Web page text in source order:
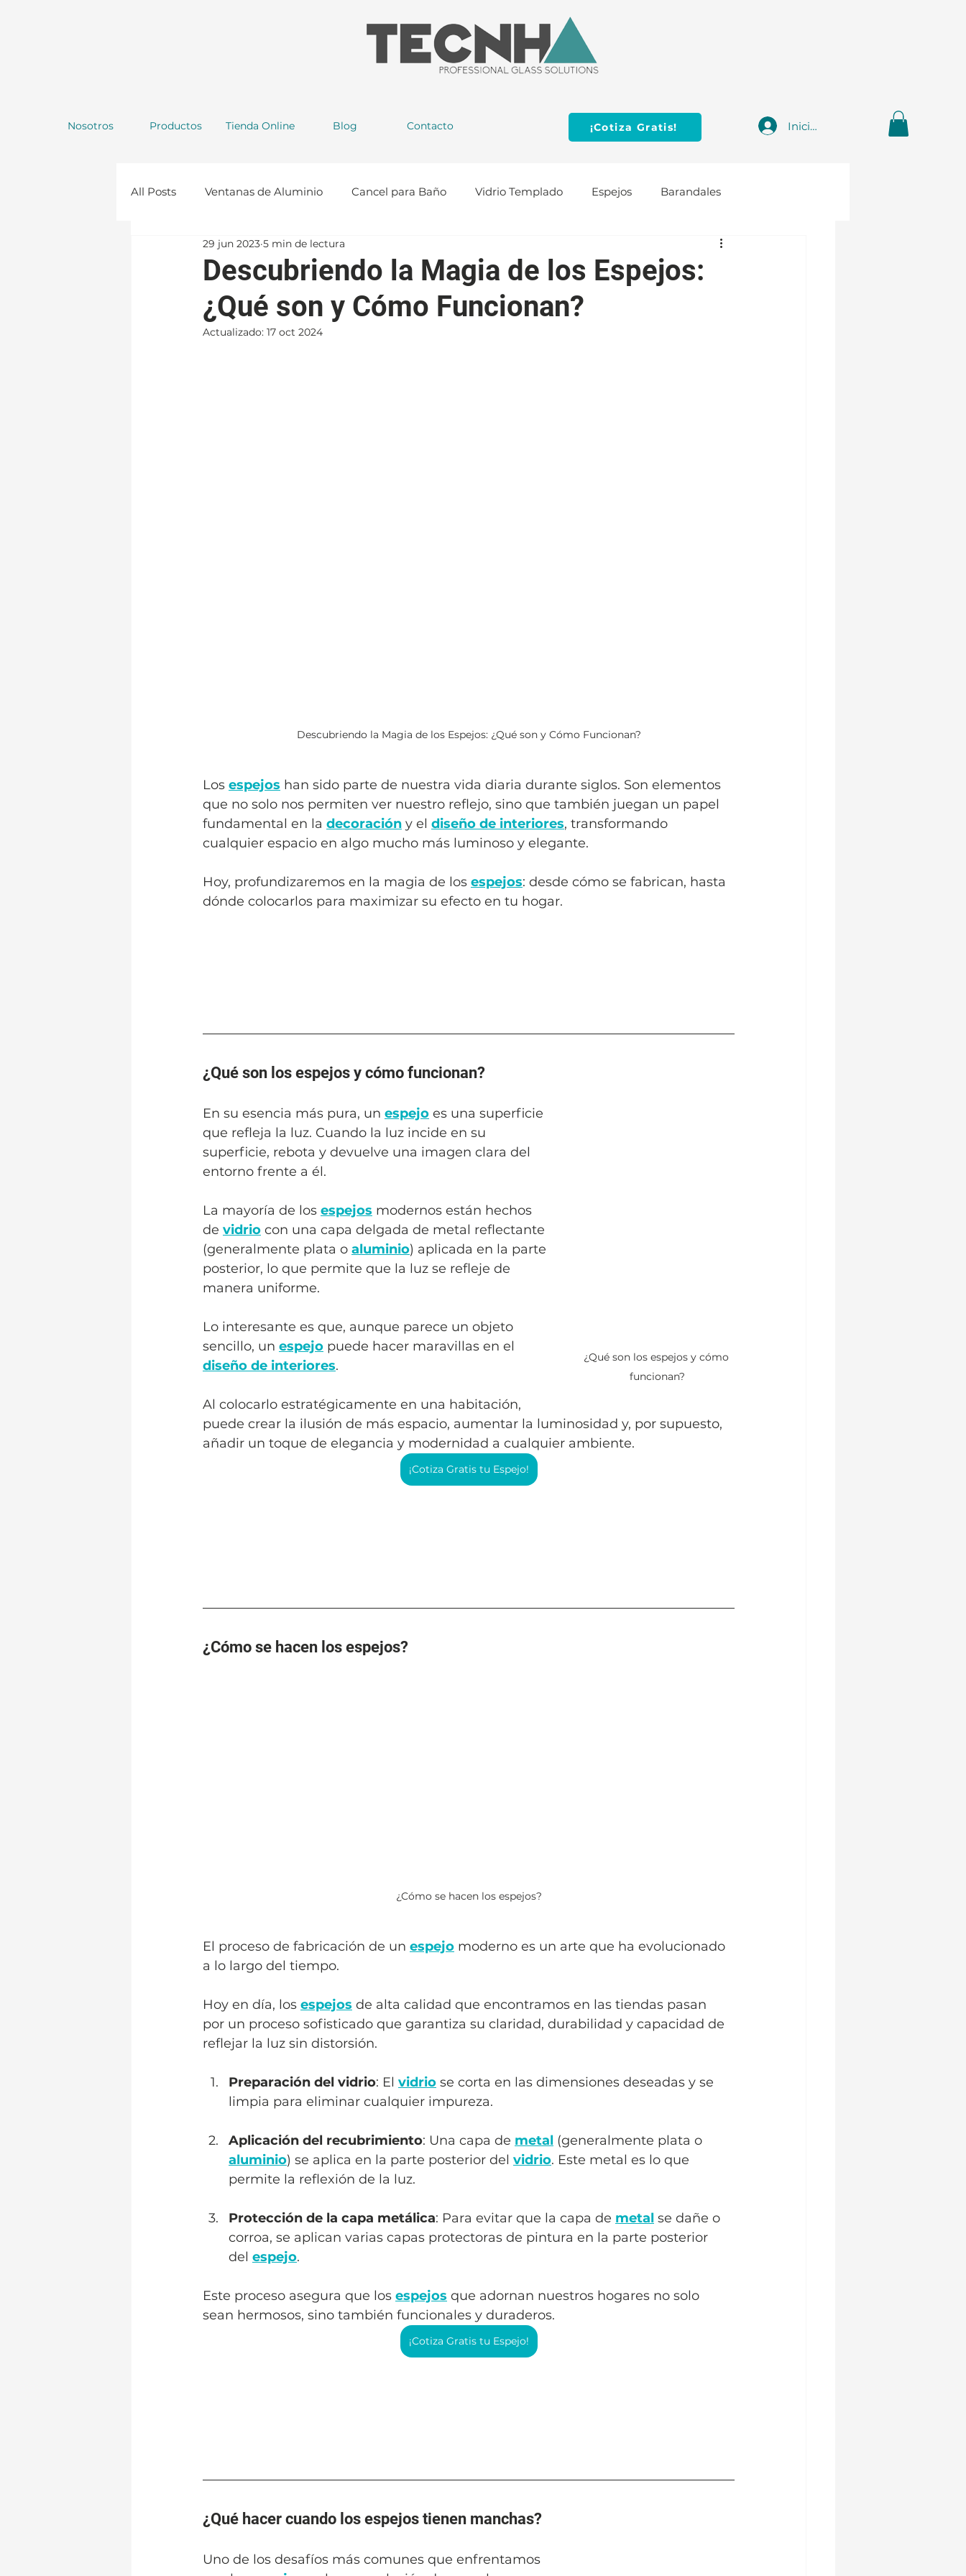
Nosotros Productos Tienda Online Blog Contacto ¡Cotiza Gratis! Iniciar sesión
All Posts Ventanas de Aluminio Cancel para Baño Vidrio Templado Espejos Barandales
Repisas de Vidrio Construcción
Descubriendo la Magia de los Espejos:
¿Qué son y Cómo Funcionan?
29 jun 2023 5 min de lectura
Actualizado: 17 oct 2024
Descubriendo la Magia de los Espejos: ¿Qué son y Cómo Funcionan?
Los espejos han sido parte de nuestra vida diaria durante siglos. Son elementos
que no solo nos permiten ver nuestro reflejo, sino que también juegan un papel
fundamental en la decoración y el diseño de interiores, transformando
cualquier espacio en algo mucho más luminoso y elegante.
Hoy, profundizaremos en la magia de los espejos: desde cómo se fabrican, hasta
dónde colocarlos para maximizar su efecto en tu hogar.
¿Qué son los espejos y cómo funcionan?
¿Qué son los espejos y cómo
funcionan?
En su esencia más pura, un espejo es una superficie
que refleja la luz. Cuando la luz incide en su
superficie, rebota y devuelve una imagen clara del
entorno frente a él.
La mayoría de los espejos modernos están hechos
de vidrio con una capa delgada de metal reflectante
(generalmente plata o aluminio) aplicada en la parte
posterior, lo que permite que la luz se refleje de
manera uniforme.
Lo interesante es que, aunque parece un objeto
sencillo, un espejo puede hacer maravillas en el
diseño de interiores.
Al colocarlo estratégicamente en una habitación,
puede crear la ilusión de más espacio, aumentar la luminosidad y, por supuesto,
añadir un toque de elegancia y modernidad a cualquier ambiente.
¡Cotiza Gratis tu Espejo!
¿Cómo se hacen los espejos?
¿Cómo se hacen los espejos?
El proceso de fabricación de un espejo moderno es un arte que ha evolucionado
a lo largo del tiempo.
Hoy en día, los espejos de alta calidad que encontramos en las tiendas pasan
por un proceso sofisticado que garantiza su claridad, durabilidad y capacidad de
reflejar la luz sin distorsión.
Preparación del vidrio: El vidrio se corta en las dimensiones deseadas y se
limpia para eliminar cualquier impureza.
Aplicación del recubrimiento: Una capa de metal (generalmente plata o
aluminio) se aplica en la parte posterior del vidrio. Este metal es lo que
permite la reflexión de la luz.
Protección de la capa metálica: Para evitar que la capa de metal se dañe o
corroa, se aplican varias capas protectoras de pintura en la parte posterior
del espejo.
Este proceso asegura que los espejos que adornan nuestros hogares no solo
sean hermosos, sino también funcionales y duraderos.
¡Cotiza Gratis tu Espejo!
¿Qué hacer cuando los espejos tienen manchas?
Uno de los desafíos más comunes que enfrentamos